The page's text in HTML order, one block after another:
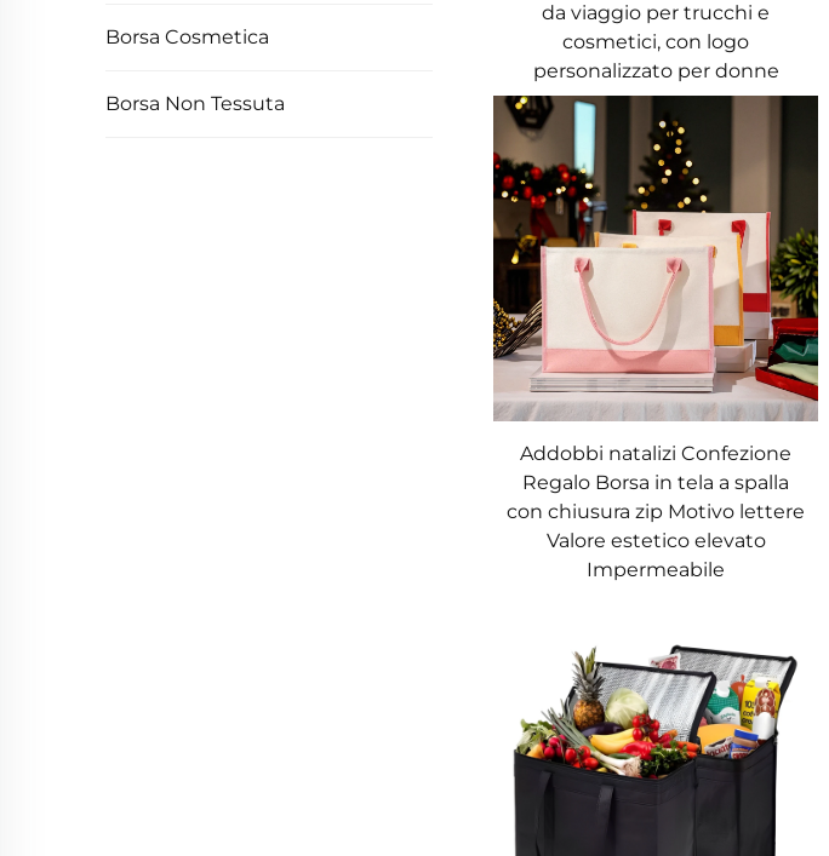
Borsa Cosmetica
Borsa Non Tessuta
da viaggio per trucchi e
cosmetici, con logo
personalizzato per donne
Addobbi natalizi Confezione
Regalo Borsa in tela a spalla
con chiusura zip Motivo lettere
Valore estetico elevato
Impermeabile